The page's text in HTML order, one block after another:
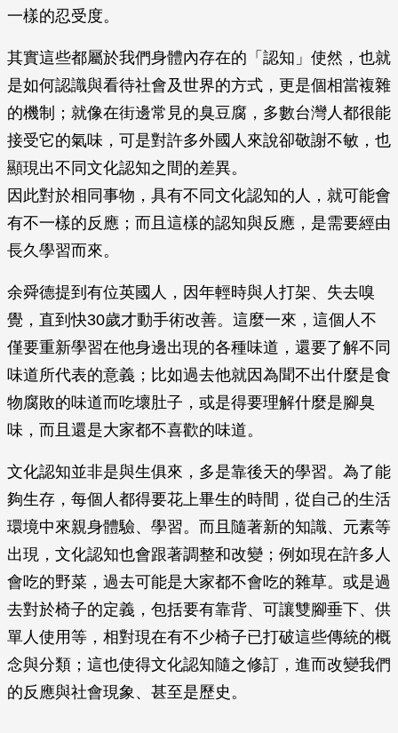
一樣的忍受度。
其實這些都屬於我們身體內存在的「認知」使然，也就
是如何認識與看待社會及世界的方式，更是個相當複雜
的機制；就像在街邊常見的臭豆腐，多數台灣人都很能
接受它的氣味，可是對許多外國人來說卻敬謝不敏，也
顯現出不同文化認知之間的差異。
因此對於相同事物，具有不同文化認知的人，就可能會
有不一樣的反應；而且這樣的認知與反應，是需要經由
長久學習而來。
余舜德提到有位英國人，因年輕時與人打架、失去嗅
覺，直到快30歲才動手術改善。這麼一來，這個人不
僅要重新學習在他身邊出現的各種味道，還要了解不同
味道所代表的意義；比如過去他就因為聞不出什麼是食
物腐敗的味道而吃壞肚子，或是得要理解什麼是腳臭
味，而且還是大家都不喜歡的味道。
文化認知並非是與生俱來，多是靠後天的學習。為了能
夠生存，每個人都得要花上畢生的時間，從自己的生活
環境中來親身體驗、學習。而且隨著新的知識、元素等
出現，文化認知也會跟著調整和改變；例如現在許多人
會吃的野菜，過去可能是大家都不會吃的雜草。或是過
去對於椅子的定義，包括要有靠背、可讓雙腳垂下、供
單人使用等，相對現在有不少椅子已打破這些傳統的概
念與分類；這也使得文化認知隨之修訂，進而改變我們
的反應與社會現象、甚至是歷史。